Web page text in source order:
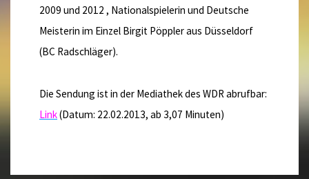
2009 und 2012 , Nationalspielerin und Deutsche
Meisterin im Einzel Birgit Pöppler aus Düsseldorf
(BC Radschläger).
Die Sendung ist in der Mediathek des WDR abrufbar:
Link(Datum: 22.02.2013, ab 3,07 Minuten)